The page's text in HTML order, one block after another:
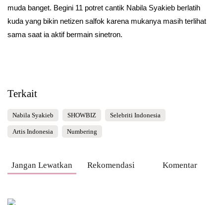
muda banget. Begini 11 potret cantik Nabila Syakieb berlatih
kuda yang bikin netizen salfok karena mukanya masih terlihat
sama saat ia aktif bermain sinetron.
Terkait
Nabila Syakieb SHOWBIZ Selebriti Indonesia
Artis Indonesia Numbering
Jangan Lewatkan Rekomendasi Komentar